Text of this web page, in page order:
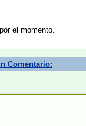
el momento.
Comentario: